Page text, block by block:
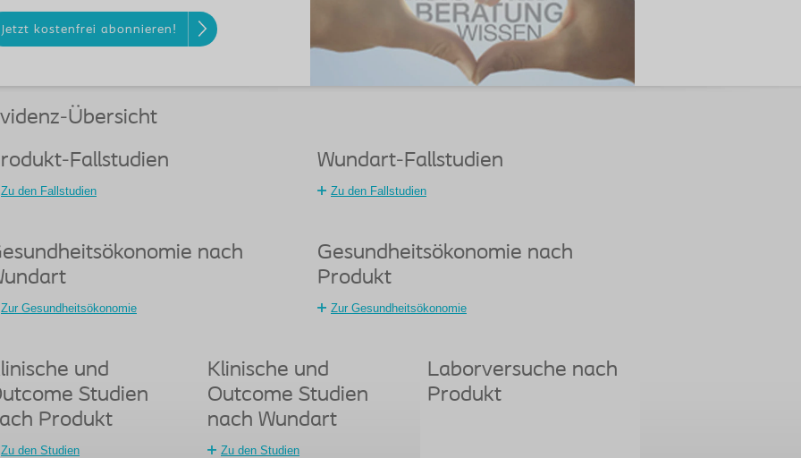
Jetzt kostenfrei abonnieren!
Übersicht
Fallstudien
Zu den Fallstudien
Wundart-Fallstudien
Zu den Fallstudien
nach
Zur Gesundheitsökonomie
Gesundheitsökonomie nach
Produkt
Zur Gesundheitsökonomie
und
Studien
Produkt
Zu den Studien
Klinische und
Outcome Studien
nach Wundart
Zu den Studien
Laborversuche nach
Produkt